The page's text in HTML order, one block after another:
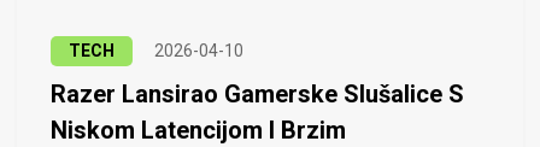
TECH 2026-04-10
Razer Lansirao Gamerske Slušalice S
Niskom Latencijom I Brzim